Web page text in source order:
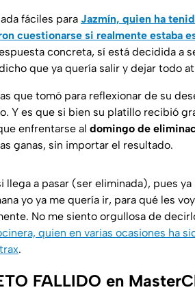
fáciles para Jazmín, quien ha
cuestionarse si realmente estaba
concreta, sí está decidida a
que ya quería salir y dejar todo
que tomó para reflexionar de su
Y es que si bien su platillo recibió
enfrentarse al domingo de
ganas, sin importar el resultado.
llega a pasar (ser eliminada), pues
yo ya me quería ir, para qué les
No me siento orgullosa de
quien en varias ocasiones ha
.
FALLIDO en